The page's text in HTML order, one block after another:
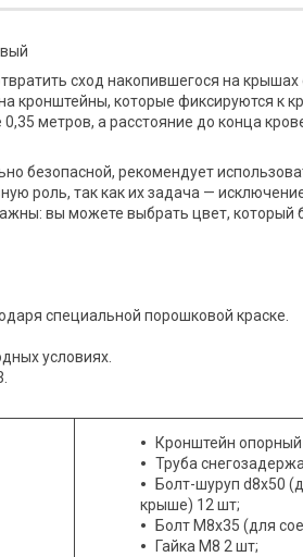
сход накопившегося на крышах
кронштейны, которые фиксируются к
метров, а расстояние до конца
безопасной, рекомендует
роль, так как их задача —
вы можете выбрать цвет, который
специальной порошковой краске.
условиях.
Кронштейн
Труба
Болт-шуруп d8х50
крыше) 12 шт;
Болт М8х35 (для
Гайка М8 2 шт;